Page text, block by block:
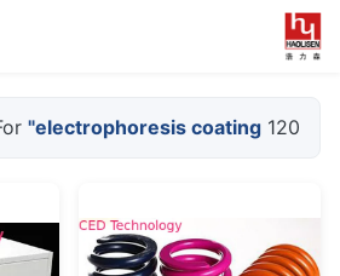
120 Results For
"electrophoresis coating"